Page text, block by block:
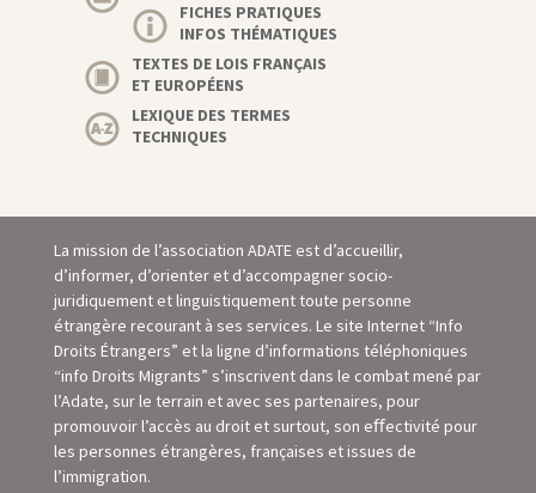
FICHES PRATIQUES
INFOS THÉMATIQUES
TEXTES DE LOIS FRANÇAIS
ET EUROPÉENS
LEXIQUE DES TERMES
TECHNIQUES
La mission de l’association ADATE est d’accueillir,
d’informer, d’orienter et d’accompagner socio-
juridiquement et linguistiquement toute personne
étrangère recourant à ses services. Le site Internet “Info
Droits Étrangers” et la ligne d’informations téléphoniques
“info Droits Migrants” s’inscrivent dans le combat mené par
l’Adate, sur le terrain et avec ses partenaires, pour
promouvoir l’accès au droit et surtout, son eﬀectivité pour
les personnes étrangères, françaises et issues de
l’immigration.